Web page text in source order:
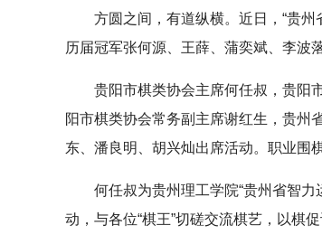
方圆之间，有道纵横。近日，“贵州
历届冠军张何源、王薛、蒲奕斌、李波
贵阳市棋类协会主席何任叔，贵阳市
阳市棋类协会常务副主席谢红生，贵州
东、潘良明、胡兴灿出席活动。职业围
何任叔为贵州理工学院“贵州省智力
动，与各位“棋王”切磋交流棋艺，以棋促